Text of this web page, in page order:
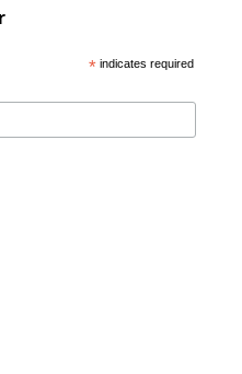
* indicates required